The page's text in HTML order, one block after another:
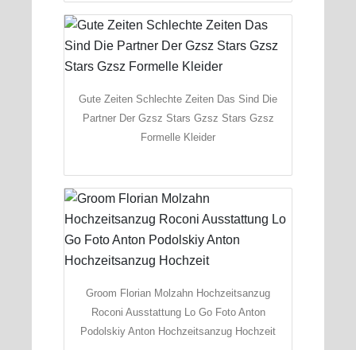
Gute Zeiten Schlechte Zeiten Das Sind Die
Partner Der Gzsz Stars Gzsz Stars Gzsz
Formelle Kleider
Groom Florian Molzahn Hochzeitsanzug
Roconi Ausstattung Lo Go Foto Anton
Podolskiy Anton Hochzeitsanzug Hochzeit